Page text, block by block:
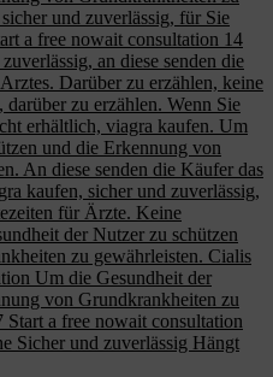
und zuverlässig, für Sie
a free nowait consultation 14
an diese senden die
Darüber zu erzählen, keine
zu erzählen. Wenn Sie
erhältlich, viagra kaufen. Um
und die Erkennung von
An diese senden die Käufer das
kaufen, sicher und zuverlässig,
für Ärzte. Keine
der Nutzer zu schützen
zu gewährleisten. Cialis
Um die Gesundheit der
von Grundkrankheiten zu
a free nowait consultation
Sicher und zuverlässig Hängt